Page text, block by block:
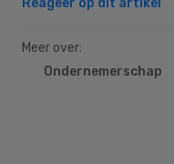
Reageer op dit artikel
Meer over:
Ondernemerschap